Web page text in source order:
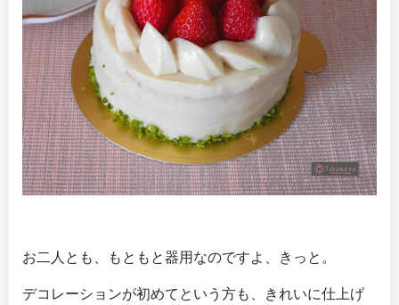
お二人とも、もともと器用なのですよ、きっと。
デコレーションが初めてという方も、きれいに仕上げ